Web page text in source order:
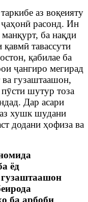
аз воқеияту
расонд. Ин
ба нақди
қавмӣ тавассути
қабилае ба
ҷангиро мегирад
ва гузаштаашон,
шутур тоза
Дар асари
хушк шудани
додани ҳофиза ва
ёд
гузаштаашон
ба арбоби